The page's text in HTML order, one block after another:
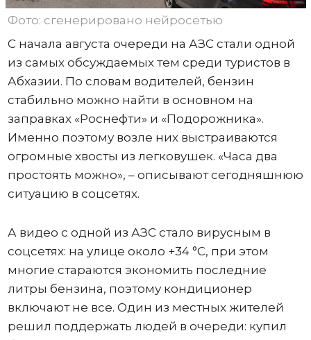
Фото: сгенерировано нейросетью
С начала августа очереди на АЗС стали одной
из самых обсуждаемых тем среди туристов в
Абхазии. По словам водителей, бензин
стабильно можно найти в основном на
заправках «Роснефти» и «Подорожника».
Именно поэтому возле них выстраиваются
огромные хвосты из легковушек. «Часа два
простоять можно», – описывают сегодняшнюю
ситуацию в соцсетях.
А видео с одной из АЗС стало вирусным в
соцсетях: на улице около +34 °C, при этом
многие стараются экономить последние
литры бензина, поэтому кондиционер
включают не все. Один из местных жителей
решил поддержать людей в очереди: купил